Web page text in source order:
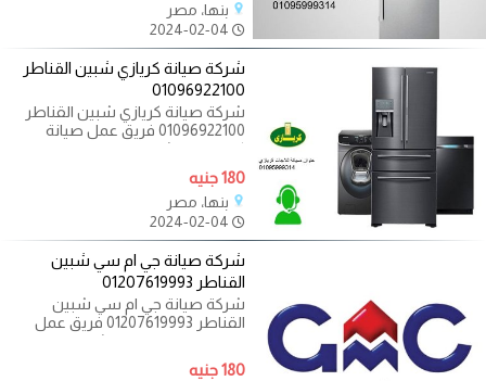
بنها، مصر
شركة صيانة كريازي شبين القناطر
01096922100
شركة صيانة كريازي شبين القناطر
01096922100 فريق عمل صيانة
كريازي فى شبين القناطر يوجد فريق
دعم فنى
180 جنيه
بنها، مصر
شركة صيانة جي ام سي شبين
القناطر 01207619993
شركة صيانة جي ام سي شبين
القناطر 01207619993 فريق عمل
صيانة جي ام سي فى شبين القناطر
يوجد فريق دعم فنى
180 جنيه